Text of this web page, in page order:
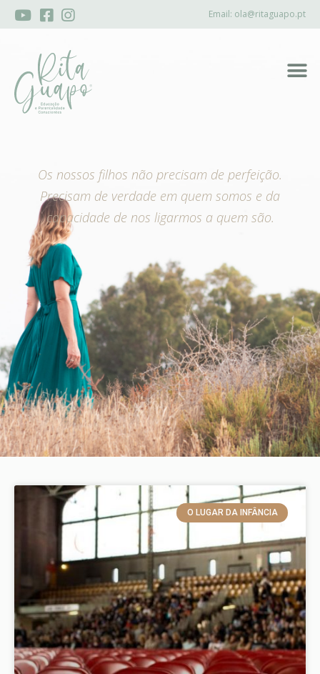
Email: ola@ritaguapo.pt
Os nossos filhos não precisam de perfeição.
Precisam de verdade em quem somos e da
capacidade de nos ligarmos a quem são.
O LUGAR DA INFÂNCIA